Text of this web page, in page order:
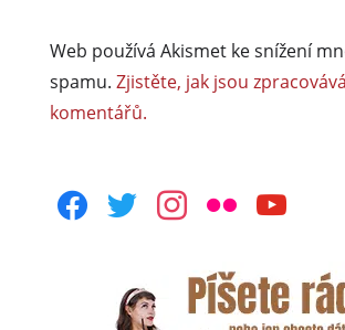
Web používá Akismet ke snížení
spamu. Zjistěte, jak jsou
komentářů.
facebooktwitterinstagram
flickr youtube